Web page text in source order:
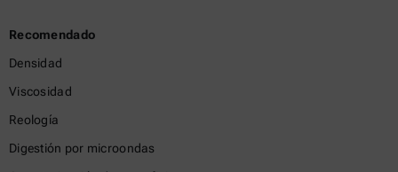
Recomendado
Densidad
Viscosidad
Reología
Digestión por microondas